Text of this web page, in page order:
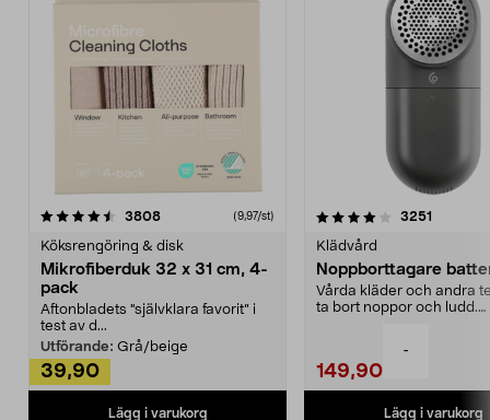
-
3808recensioner (9,97/st)
Köksrengöring & disk
Mikrofiberduk 32 x 31 cm, 4-
pack
Aftonbladets "självklara favorit” i
test av d...
Utförande: Grå/beige
39,90
Lägg i varukorg
4.0av 5 stjärnor 3251
Klädvård
Noppborttagare
Vårda kläder och andra
ta bort noppor och ludd.
149,90
Lägg i varukorg
4.5av 5 stjärnor